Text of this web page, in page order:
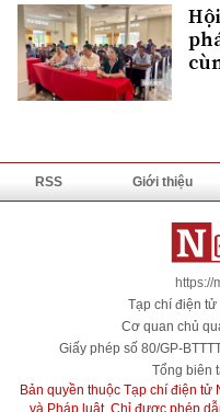
RSS Giới thiệu
https://
Tạp chí điện
Cơ quan chủ
Giấy phép số 80/GP-
Tổng biên
Bản quyền thuộc Tạp chí điện
và Pháp luật. Chỉ được phép